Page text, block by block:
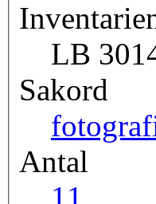
LB
Sakord
Antal